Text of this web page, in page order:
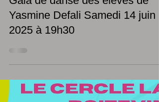
12 mai 2025
Yasmine Defali Samedi 14 juin
2025 à 19h30